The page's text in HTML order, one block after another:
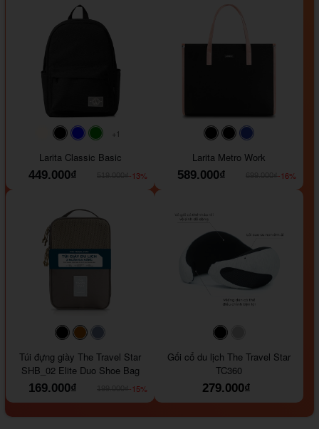
#faf0e6#000000#0000FF
+1
Larita Classic Basic
449.000₫
-13%
#000000#000000
Larita Metro Work
589.000₫
-16%
#000000#964B00
Túi đựng giày The Travel Star
SHB_02 Elite Duo Shoe Bag
169.000₫
-15%
Gối cổ du lịch The Travel Star
TC360
279.000₫